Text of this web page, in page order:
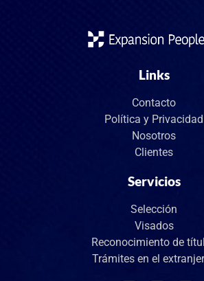
Links
Contacto
Política y Privacidad
Nosotros
Clientes
Servicios
Selección
Visados
Reconocimiento de
Trámites en el